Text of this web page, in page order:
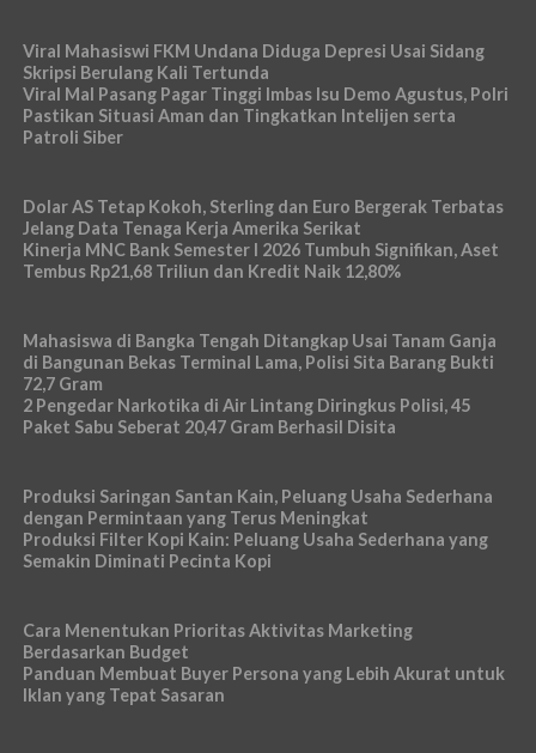
Viral Mahasiswi FKM Undana Diduga Depresi Usai Sidang
Skripsi Berulang Kali Tertunda
Viral Mal Pasang Pagar Tinggi Imbas Isu Demo Agustus, Polri
Pastikan Situasi Aman dan Tingkatkan Intelijen serta
Patroli Siber
Dolar AS Tetap Kokoh, Sterling dan Euro Bergerak Terbatas
Jelang Data Tenaga Kerja Amerika Serikat
Kinerja MNC Bank Semester I 2026 Tumbuh Signifikan, Aset
Tembus Rp21,68 Triliun dan Kredit Naik 12,80%
Mahasiswa di Bangka Tengah Ditangkap Usai Tanam Ganja
di Bangunan Bekas Terminal Lama, Polisi Sita Barang Bukti
72,7 Gram
2 Pengedar Narkotika di Air Lintang Diringkus Polisi, 45
Paket Sabu Seberat 20,47 Gram Berhasil Disita
Produksi Saringan Santan Kain, Peluang Usaha Sederhana
dengan Permintaan yang Terus Meningkat
Produksi Filter Kopi Kain: Peluang Usaha Sederhana yang
Semakin Diminati Pecinta Kopi
Cara Menentukan Prioritas Aktivitas Marketing
Berdasarkan Budget
Panduan Membuat Buyer Persona yang Lebih Akurat untuk
Iklan yang Tepat Sasaran